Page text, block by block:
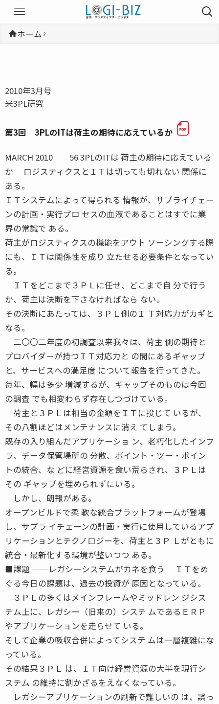
ホーム
2010年3月号
米3PL研究
第3回 3PLのITは荷主の期待に応えているか
MARCH 2010 56 3PLのITは 荷主の期待に応えている
か ロジスティクスとＩＴは切っても切れない 関係に
ある。
ＩＴシステムによって得られる 情報が、サプライチェー
ンの計画・実行プロ セスの血液であることはすでに業
界の常識で ある。
荷主がロジスティクスの機能をアウト ソーシングする際
にも、ＩＴは関係性を成り 立たせる必要条件となってい
る。
ＩＴをどこまで３ＰＬに任せ、どこまで自 分で行う
か、荷主は決断を下さなければなら ない。
その決断にあたっては、３ＰＬ側のＩ Ｔ対応力がカギと
なる。
二〇〇二年度の初調査以来我々は、荷主 側の期待と
プロバイダーが持つＩＴ対応力と の間にあるギャップ
と、サービスへの満足度 について報告を行ってきた。
毎年、幅は多少 増減するが、ギャップそのものは今回
の調査 でも相変わらず存在しつづけている。
荷主と３ＰＬは相当の金額をＩＴに投じて いるが、
その八割ほどはメンテナンスに消え てしまう。
既存の入り組んだアプリケーショ ン、老朽化したインフ
ラ、データ保管場所の 分散、ポイント・ツー・ポイン
トの統合、な どに経営資源を食い荒らされ、３ＰＬは
その ギャップを埋められずにいる。
しかし、朗報がある。
オープンビルドで柔 軟な統合プラットフォームが登場
し、サプラ イチェーンの計画・実行に使用しているアプ
リケーションとテクノロジーを、荷主と３Ｐ Ｌがともに
統合・最新化する環境が整いつつ ある。
■課題 ──レガシーシステムがカネを食う ＩＴをめ
ぐる今日の課題は、過去の投資が 原因となっている。
３ＰＬの多くはメインフレームやミッドレン ジシス
テム上に、レガシー（旧来の）システ ムであるＥＲＰ
やアプリケーションを走らせて いる。
そして企業の吸収合併によってシステ ムは一層複雑にな
っている。
その結果３ＰＬ は、ＩＴ向け経営資源の大半を現行シ
ステム の維持に割かざるをえなくなっている。
レガシーアプリケーションの刷新で難しいの は、誤っ